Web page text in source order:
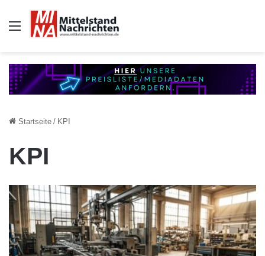
Auswahl
Startseite / KPI
KPI